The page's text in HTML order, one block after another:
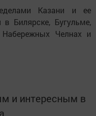
Казани и ее
в Билярске, Бугульме,
Челнах и
и интересным в